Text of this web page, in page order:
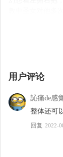
教中圣女对他多
为了活下去，无
作者：夜计
【购买须知】
、部分集数可
、版权归原作
、在购买过程
用户评论
訫痛de感
整体还可
回复 2022-